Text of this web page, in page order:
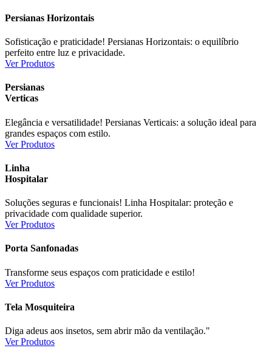
Persianas Horizontais
Sofisticação e praticidade! Persianas Horizontais: o equilíbrio
perfeito entre luz e privacidade.
Ver Produtos
Persianas
Verticas
Elegância e versatilidade! Persianas Verticais: a solução ideal para
grandes espaços com estilo.
Ver Produtos
Linha
Hospitalar
Soluções seguras e funcionais! Linha Hospitalar: proteção e
privacidade com qualidade superior.
Ver Produtos
Porta Sanfonadas
Transforme seus espaços com praticidade e estilo!
Ver Produtos
Tela Mosquiteira
Diga adeus aos insetos, sem abrir mão da ventilação."
Ver Produtos